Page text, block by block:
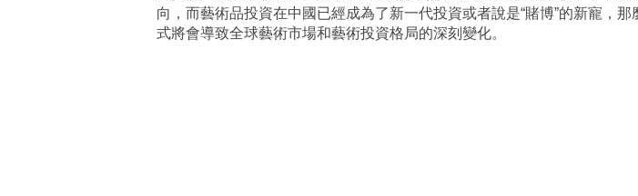
向，而藝術品投資在中國已經成為了新一代投資或者說是“賭博”的新寵，
式將會導致全球藝術市場和藝術投資格局的深刻變化。